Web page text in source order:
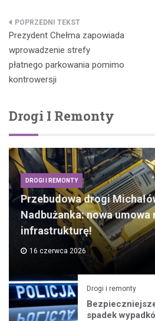
Nawigacja
wpisu
Prezydent Chełma zapowiada
wprowadzenie strefy
płatnego parkowania pomimo
kontrowersji
Drogi I Remonty
DROGI I REMONTY
Przebudowa drogi
Nadbużanka: nowa umowa
infrastrukturę!
16 czerwca 2026
Drogi i remonty
spadek